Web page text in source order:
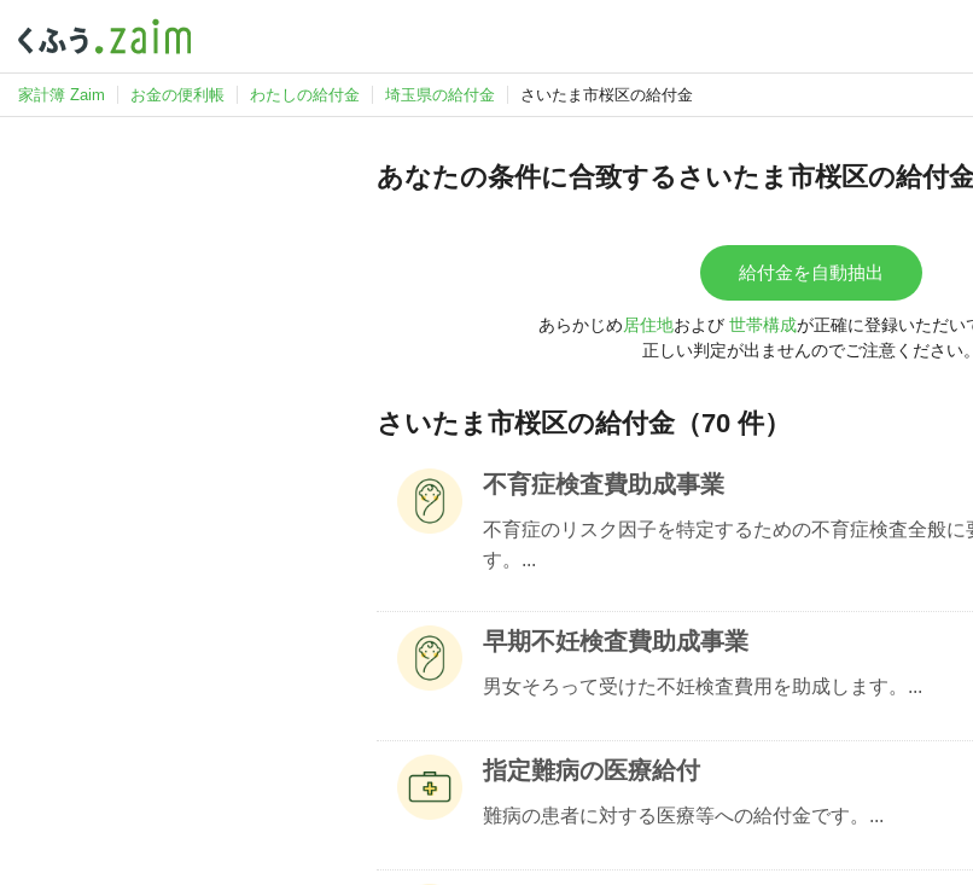
家計簿 Zaim お金の便利帳 わたしの給付金 埼玉県の給付金 さいたま市桜区の給付金
あなたの条件に合致するさいたま市桜区の給付
給付金を自動抽出
あらかじめ居住地および 世帯構成が正確に登録いただい
正しい判定が出ませんのでご注意ください。
さいたま市桜区の給付金（70 件）
不育症検査費助成事業
不育症のリスク因子を特定するための不育症検査全般に
す。...
早期不妊検査費助成事業
男女そろって受けた不妊検査費用を助成します。...
指定難病の医療給付
難病の患者に対する医療等への給付金です。...